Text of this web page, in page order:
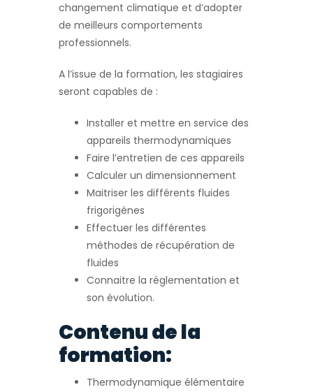
changement climatique et d’adopter
de meilleurs comportements
professionnels.
A l’issue de la formation, les stagiaires
seront capables de :
Installer et mettre en service des
appareils thermodynamiques
Faire l’entretien de ces appareils
Calculer un dimensionnement
Maitriser les différents fluides
frigorigènes
Effectuer les différentes
méthodes de récupération de
fluides
Connaitre la réglementation et
son évolution.
Contenu de la
formation:
Thermodynamique élémentaire